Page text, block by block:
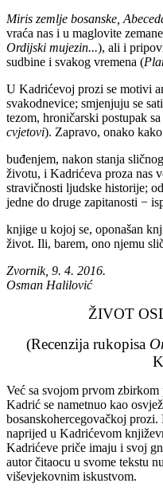
Miris zemlje bosanske,
vraća nas i u maglovite
Ordijski mujezin...), ali i
sudbine i svakog vremena (
U Kadrićevoj prozi se motivi
svakodnevice; smjenjuju se
tezom, hroničarski postupak
cvjetovi). Zapravo, onako
buđenjem, nakon stanja
životu, i Kadrićeva proza nas
stravičnosti ljudske historije;
jedne do druge zapitanosti −
knjige u kojoj se, oponašan
život. Ili, barem, ono njemu
Zvornik,
Osman Halilović
ŽIVOT
(Recenzija rukopisa
Već sa svojom prvom zbirkom
Kadrić se nametnuo kao
bosanskohercegovačkoj
naprijed u Kadrićevom
Kadrićeve priče imaju i svoj
autor čitaocu u svome tekstu
viševjekovnim iskustvom.